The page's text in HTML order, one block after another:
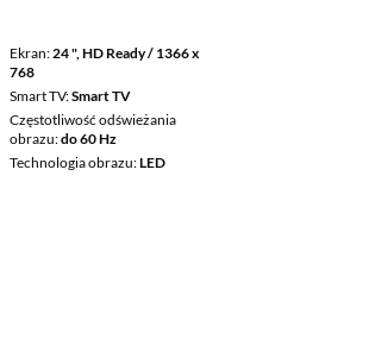
Ekran 24 ", HD Ready / 1366 x
768
Smart TV Smart TV
Częstotliwość odświeżania
obrazu do 60 Hz
Technologia obrazu LED